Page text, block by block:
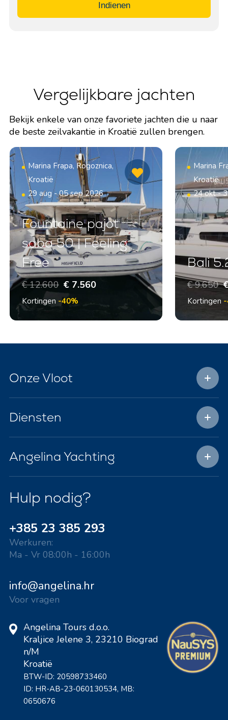
Indienen
Vergelijkbare jachten
Bekijk enkele van onze favoriete jachten die u naar
de beste zeilvakantie in Kroatië zullen brengen.
Marina Frapa, Rogoznica,
Kroatië
29 aug - 05 sep 2026
Fountaine pajot
saba 50 | Feeling
Free
€ 12.600 € 7.560
Kortingen -40%
Marina
Kroatië
24 okt -
Bali
€ 9.650
Kortingen
Onze Vloot
Diensten
Angelina Yachting
Hulp nodig?
+385 23 385 293
Werkuren:
Ma - Vr 08:00h - 16:00h
info@angelina.hr
Voor vragen
Angelina Tours d.o.o.
Kraljice Jelene 3, 23210 Biograd
n/M
Kroatië
BTW-ID: 20598733460
ID: HR-AB-23-060130534, MB:
0650676